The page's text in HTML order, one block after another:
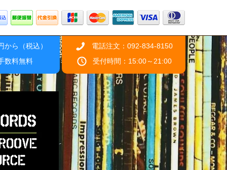
ら（税込）
数料無料
電話注文：092-834-8150
受付時間：15:00～21:00